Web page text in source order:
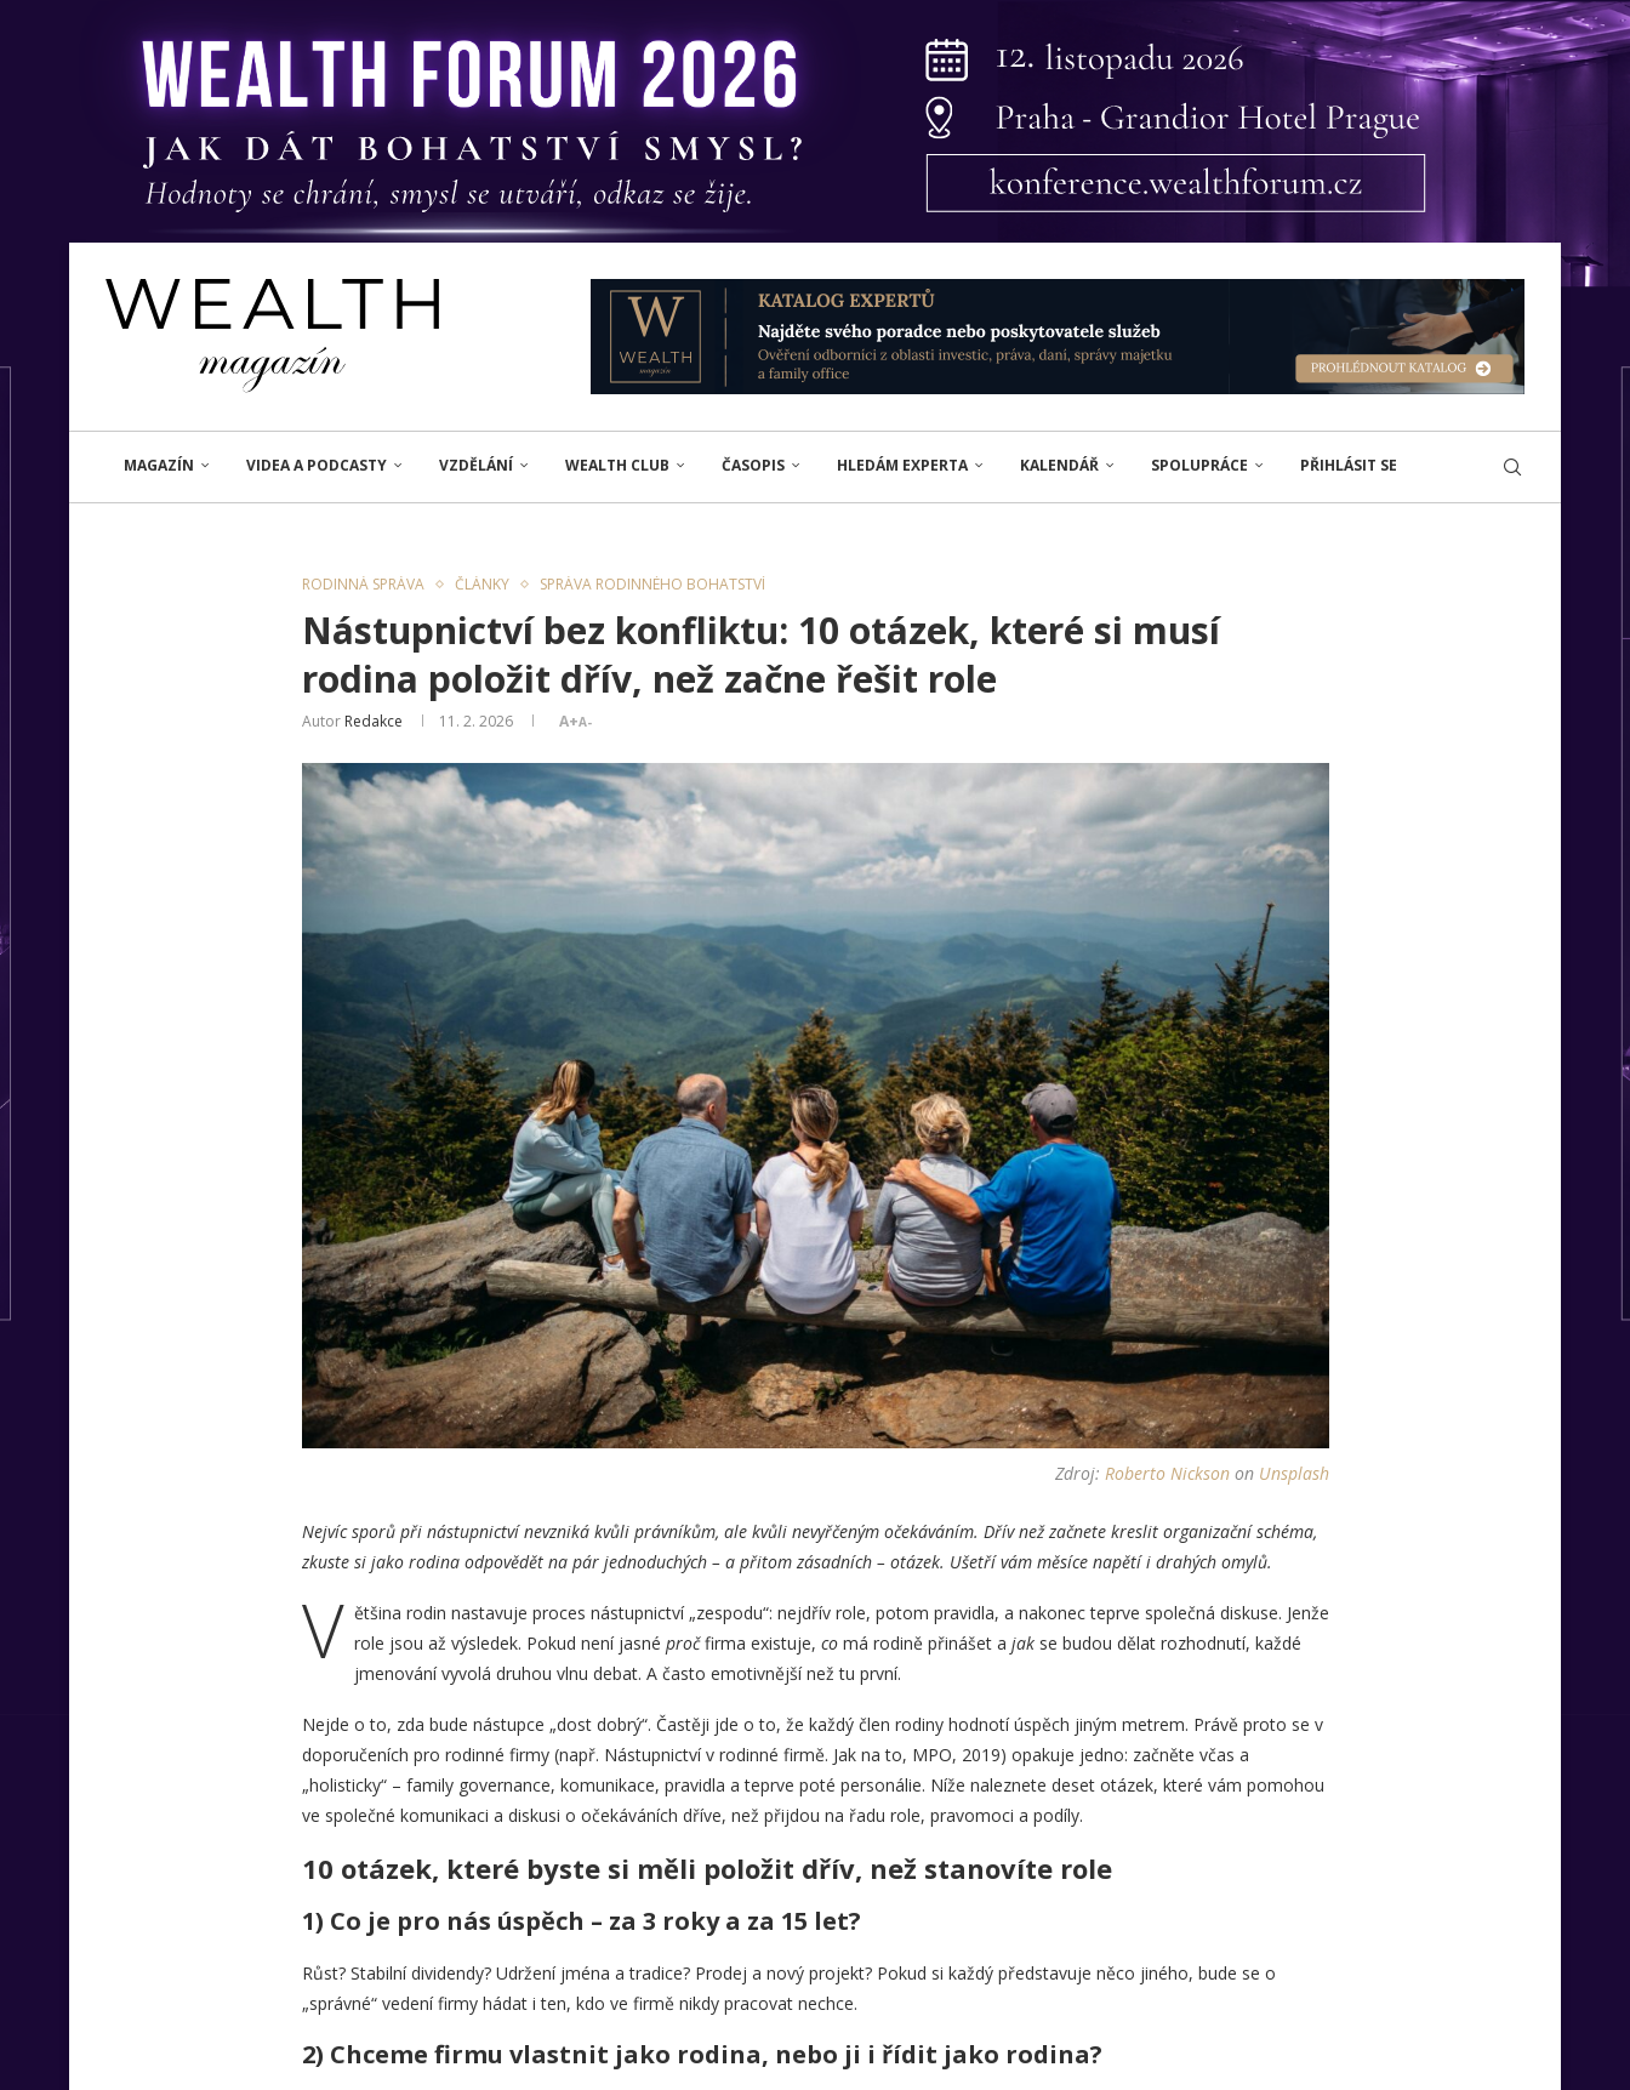
MAGAZÍN VIDEA A PODCASTY VZDĚLÁNÍ WEALTH CLUB ČASOPIS HLEDÁM EXPERTA KALENDÁŘ SPOLUPRÁCE PŘIHLÁSIT SE
RODINNÁ SPRÁVA ČLÁNKY SPRÁVA RODINNÉHO BOHATSTVÍ
Nástupnictví bez konfliktu: 10 otázek, které si musí
rodina položit dřív, než začne řešit role
Autor Redakce 11. 2. 2026 A+A-
Zdroj: Roberto Nicksonon Unsplash
Nejvíc sporů při nástupnictví nevzniká kvůli právníkům, ale kvůli nevyřčeným očekáváním. Dřív než začnete kreslit organizační schéma,
zkuste si jako rodina odpovědět na pár jednoduchých – a přitom zásadních – otázek. Ušetří vám měsíce napětí i drahých omylů.
V ětšina rodin nastavuje proces nástupnictví „zespodu“: nejdřív role, potom pravidla, a nakonec teprve společná diskuse. Jenže
role jsou až výsledek. Pokud není jasné pročfirma existuje, comá rodině přinášet a jakse budou dělat rozhodnutí, každé
jmenování vyvolá druhou vlnu debat. A často emotivnější než tu první.
Nejde o to, zda bude nástupce „dost dobrý“. Častěji jde o to, že každý člen rodiny hodnotí úspěch jiným metrem. Právě proto se v
doporučeních pro rodinné firmy (např. Nástupnictví v rodinné firmě. Jak na to, MPO, 2019) opakuje jedno: začněte včas a
„holisticky“ – family governance, komunikace, pravidla a teprve poté personálie. Níže naleznete deset otázek, které vám pomohou
ve společné komunikaci a diskusi o očekáváních dříve, než přijdou na řadu role, pravomoci a podíly.
10 otázek, které byste si měli položit dřív, než stanovíte role
1) Co je pro nás úspěch – za 3 roky a za 15 let?
Růst? Stabilní dividendy? Udržení jména a tradice? Prodej a nový projekt? Pokud si každý představuje něco jiného, bude se o
„správné“ vedení firmy hádat i ten, kdo ve firmě nikdy pracovat nechce.
2) Chceme firmu vlastnit jako rodina, nebo ji i řídit jako rodina?